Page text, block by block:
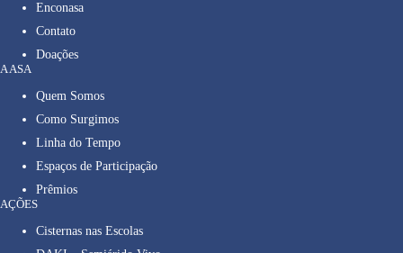
Enconasa
Contato
Doações
A ASA
Quem Somos
Como Surgimos
Linha do Tempo
Espaços de Participação
Prêmios
AÇÕES
Cisternas nas Escolas